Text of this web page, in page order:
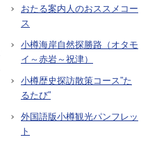
おたる案内人のおススメコー
ス
小樽海岸自然探勝路（オタモ
イ～赤岩～祝津）
小樽歴史探訪散策コース”た
るたび”
外国語版小樽観光パンフレッ
ト